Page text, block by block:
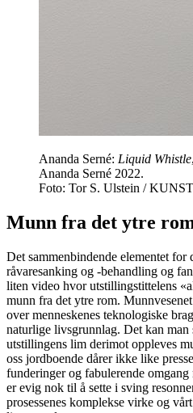
Ananda Serné: Liquid Whistle
Ananda Serné 2022.
Foto: Tor S. Ulstein /
Munn fra det ytre
Det sammenbindende elementet for
råvaresanking og -behandling og
liten video hvor utstillingstittelens
munn fra det ytre rom.
over menneskenes teknologiske
naturlige livsgrunnlag. Det kan man
utstillingens lim derimot oppleves
oss jordboende dårer ikke like
funderinger og fabulerende
er evig nok til å sette i sving
prosessenes komplekse virke og